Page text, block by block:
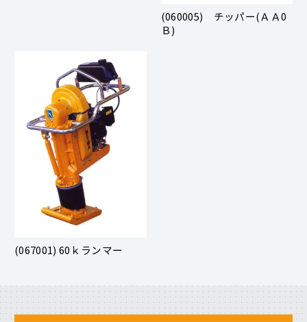
(060005) チッパー(ＡＡ0
Ｂ)
(067001) 60ｋランマー